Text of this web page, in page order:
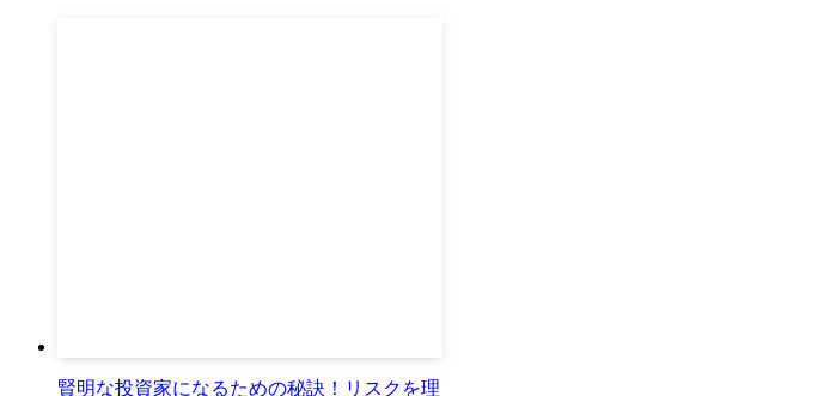
賢明な投資家になるための秘訣！リスクを理